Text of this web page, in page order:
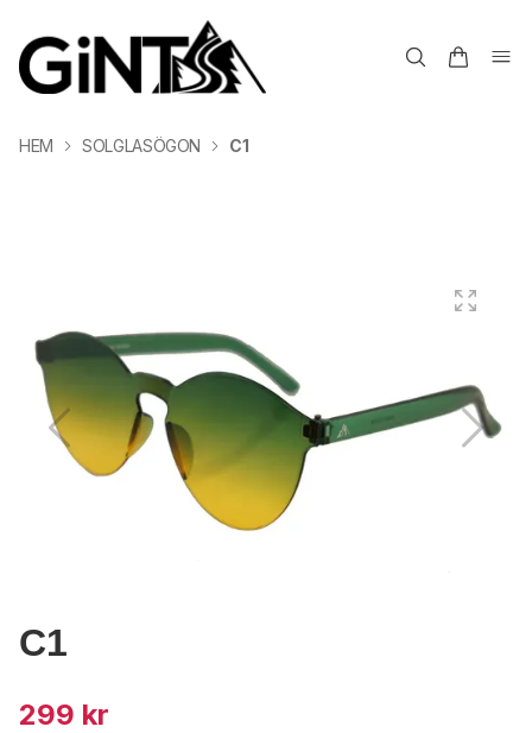
HEM SOLGLASÖGON C1
C1
299 kr